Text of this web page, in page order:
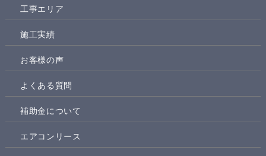
工事エリア
施工実績
お客様の声
よくある質問
補助金について
エアコンリース